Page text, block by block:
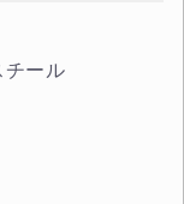
チール